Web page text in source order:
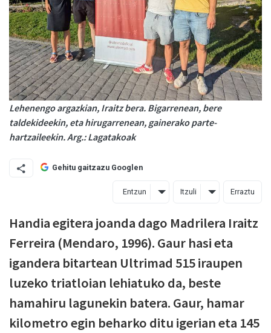
Lehenengo argazkian, Iraitz bera. Bigarrenean, bere
taldekideekin, eta hirugarrenean, gainerako parte-
hartzaileekin. Arg.: Lagatakoak
Gehitu gaitzazu Googlen
Entzun Itzuli Erraztu
Handia egitera joanda dago Madrilera Iraitz
Ferreira (Mendaro, 1996). Gaur hasi eta
igandera bitartean Ultrimad 515 iraupen
luzeko triatloian lehiatuko da, beste
hamahiru lagunekin batera. Gaur, hamar
kilometro egin beharko ditu igerian eta 145